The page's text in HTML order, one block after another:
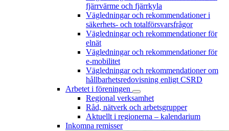
fjärrvärme och fjärrkyla
Vägledningar och rekommendationer i
säkerhets- och totalförsvarsfrågor
Vägledningar och rekommendationer för
elnät
Vägledningar och rekommendationer för
e-mobilitet
Vägledningar och rekommendationer om
hållbarhetsredovisning enligt CSRD
Arbetet i föreningen
Regional verksamhet
Råd, nätverk och arbetsgrupper
Aktuellt i regionerna – kalendarium
Inkomna remisser